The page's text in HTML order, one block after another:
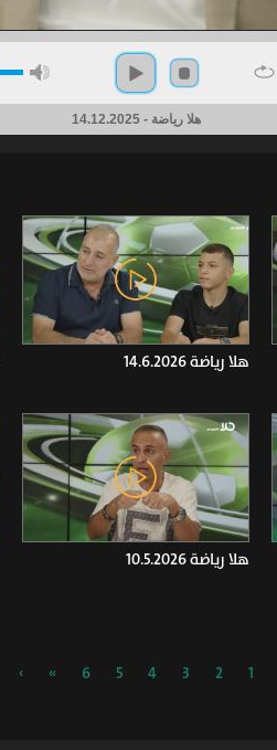
هلا رياضة - 14.12.2025
هلا رياضة 14.6.2026
هلا رياضة 10.5.2026
1
2
3
4
5
6
»
›